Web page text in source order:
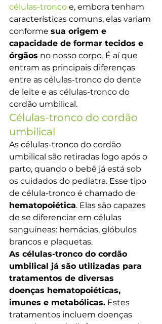
células-tronco e, embora tenham
características comuns, elas variam
conforme sua origem e
capacidade de formar tecidos e
órgãos no nosso corpo. É aí que
entram as principais diferenças
entre as células-tronco do dente
de leite e as células-tronco do
cordão umbilical.
Células-tronco do cordão
umbilical
As células-tronco do cordão
umbilical são retiradas logo após o
parto, quando o bebê já está sob
os cuidados do pediatra. Esse tipo
de célula-tronco é chamado de
hematopoiética. Elas são capazes
de se diferenciar em células
sanguíneas: hemácias, glóbulos
brancos e plaquetas.
As células-tronco do cordão
umbilical já são utilizadas para
tratamentos de diversas
doenças hematopoiéticas,
imunes e metabólicas. Estes
tratamentos incluem doenças